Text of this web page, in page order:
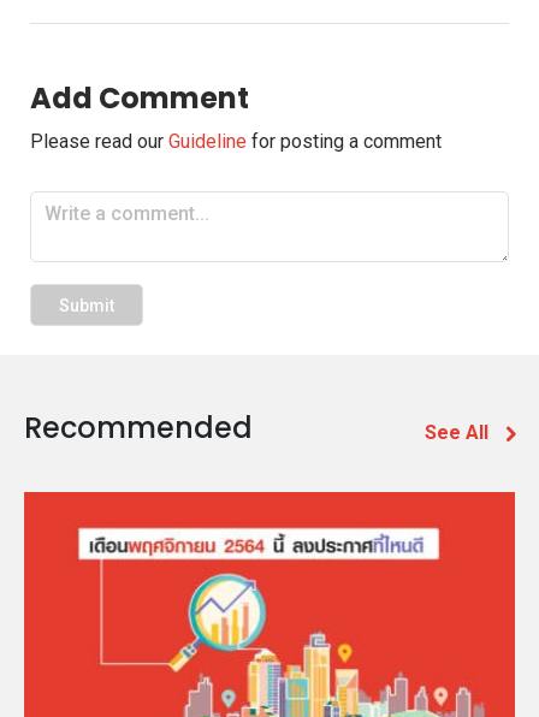
Add Comment
Please read our Guideline for posting a comment
Recommended See All